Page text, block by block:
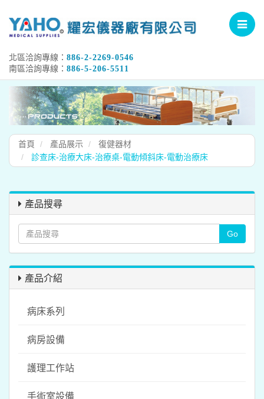
Toggle
北區洽詢專線： 886-2-2269-0546
南區洽詢專線： 886-5-206-5511
首頁 產品展示
復健器材
診查床-治療大床-治療桌-電動傾斜床-電動治療床
產品搜尋
產品介紹
病床系列
病房設備
護理工作站
手術室設備